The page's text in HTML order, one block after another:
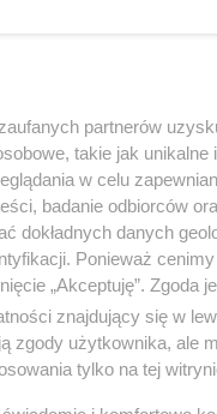
edukacyjnych
a po latach, już
wspominać
wychowania
do
partnerów
takie jak unikalne
w celu
badanie odbiorców
dokładnych danych
Ponieważ
„Akceptuję”. Zgoda
znajdujący się w
zgody użytkownika, ale
tylko na tej